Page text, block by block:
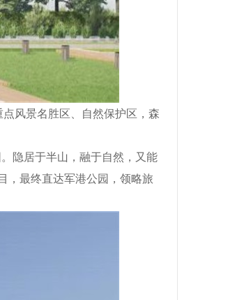
风景名胜区、自然保护区， 森
。
隐居于半山，融于自然，又能
，最终直达军港公园，领略旅